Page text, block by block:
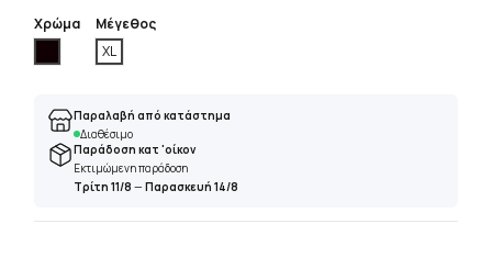
Χρώμα
Μέγεθος
XL
Παραλαβή από κατάστημα
Διαθέσιμο
Παράδοση κατ 'οίκον
Εκτιμώμενη παράδοση
Τρίτη 11/8 —Παρασκευή 14/8